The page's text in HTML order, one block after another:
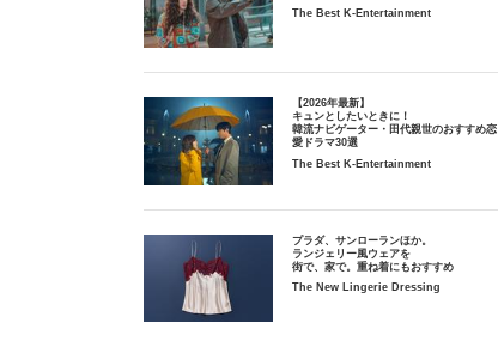
The Best K-Entertainment
【2026年最新】
キュンとしたいときに！
韓流ナビゲーター・田代親世のおすすめ恋
愛ドラマ30選
The Best K-Entertainment
プラダ、サンローランほか。
ランジェリー風ウェアを
街で、家で。重ね着にもおすすめ
The New Lingerie Dressing